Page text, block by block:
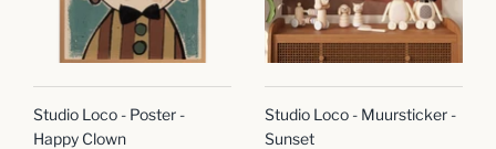
Studio Loco - Poster -
Happy Clown
Studio Loco - Muursticker -
Sunset